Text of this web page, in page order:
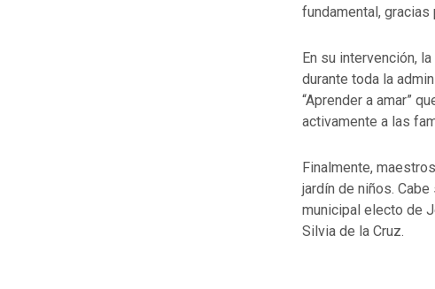
fundamental,
En su intervención,
durante toda la
“Aprender a amar”
activamente a las
Finalmente,
jardín de niños.
municipal electo de
Silvia de la Cruz.